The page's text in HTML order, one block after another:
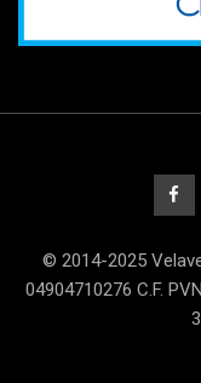
© 2014-2025
04904710276 C.F.